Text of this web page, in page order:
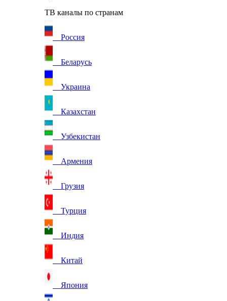
ТВ каналы по странам
Россия
Беларусь
Украина
Казахстан
Узбекистан
Армения
Грузия
Турция
Индия
Китай
Япония